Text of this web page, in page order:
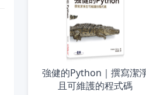
強健的Python｜撰寫潔
且可維護的程式碼